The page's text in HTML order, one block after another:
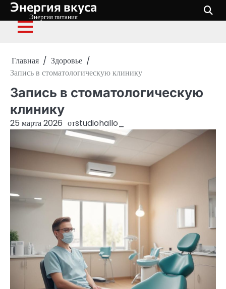
Перейти
содержимому
Энергия вкуса
Энергия питания
Главная
Здоровье
Запись в стоматологическую клинику
Запись в стоматологическую
клинику
25 марта 2026 отstudiohallo_